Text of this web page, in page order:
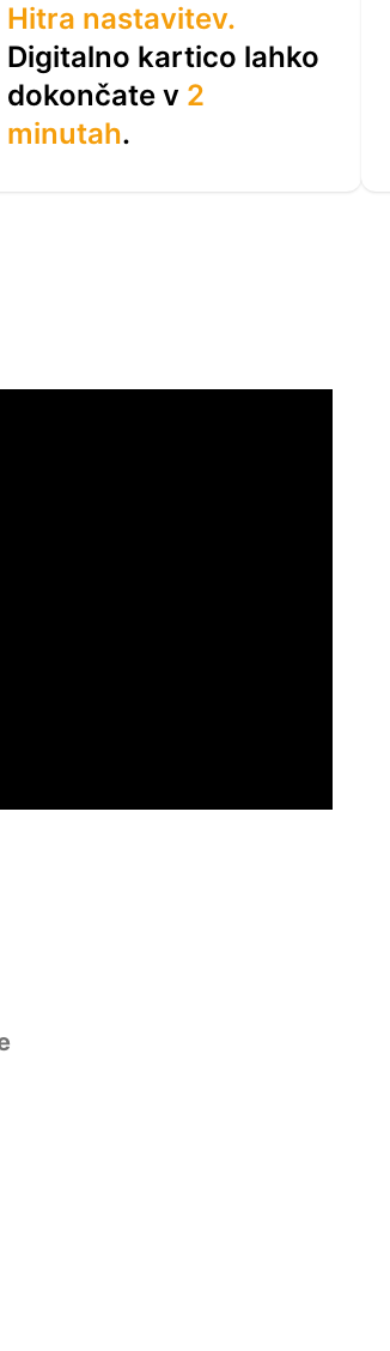
Hitra nastavitev.
Digitalno kartico lahko
dokončate v 2
minutah.